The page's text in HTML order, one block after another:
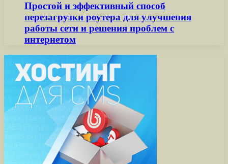
Простой и эффективный способ
перезагрузки роутера для улучшения
работы сети и решения проблем с
интернетом